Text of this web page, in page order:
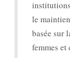
le
basée sur
femmes et